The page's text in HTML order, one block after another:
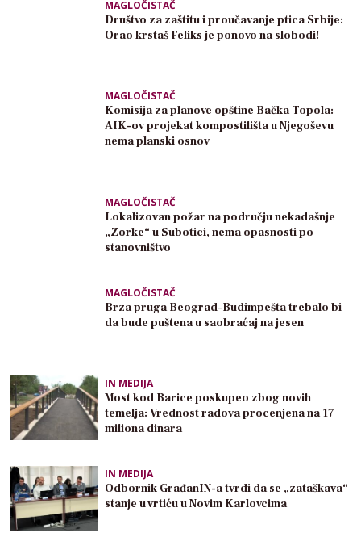
MAGLOČISTAČ
Društvo za zaštitu i proučavanje ptica Srbije:
Orao krstaš Feliks je ponovo na slobodi!
MAGLOČISTAČ
Komisija za planove opštine Bačka Topola:
AIK-ov projekat kompostilišta u Njegoševu
nema planski osnov
MAGLOČISTAČ
Lokalizovan požar na području nekadašnje
„Zorke“ u Subotici, nema opasnosti po
stanovništvo
MAGLOČISTAČ
Brza pruga Beograd–Budimpešta trebalo bi
da bude puštena u saobraćaj na jesen
IN MEDIJA
Most kod Barice poskupeo zbog novih
temelja: Vrednost radova procenjena na 17
miliona dinara
IN MEDIJA
Odbornik GrađanIN-a tvrdi da se „zataškava“
stanje u vrtiću u Novim Karlovcima